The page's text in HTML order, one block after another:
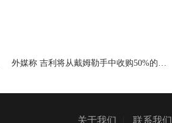
外媒称 吉利将从戴姆勒手中收购50%的Sm
关于我们 联系我们